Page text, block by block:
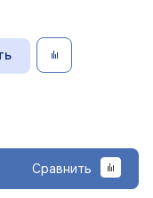
Сравнить